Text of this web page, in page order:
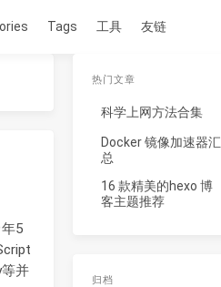
Tags 工具 友链
5
并
热门文章
科学上网方法合集
Docker 镜像加速器汇
总
16 款精美的hexo 博
客主题推荐
归档